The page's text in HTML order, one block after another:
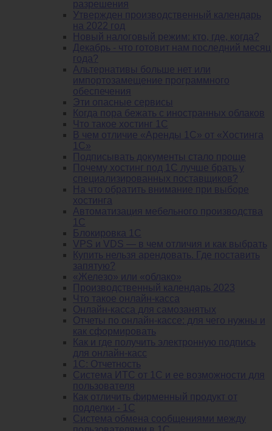
разрешения
Утвержден производственный календарь
на 2022 год
Новый налоговый режим: кто, где, когда?
Декабрь - что готовит нам последний месяц
года?
Альтернативы больше нет или
импортозамещение программного
обеспечения
Эти опасные сервисы
Когда пора бежать с иностранных облаков
Что такое хостинг 1С
В чем отличие «Аренды 1С» от «Хостинга
1С»
Подписывать документы стало проще
Почему хостинг под 1С лучше брать у
специализированных поставщиков?
На что обратить внимание при выборе
хостинга
Автоматизация мебельного производства
1С
Блокировка 1С
VPS и VDS — в чем отличия и как выбрать
Купить нельзя арендовать. Где поставить
запятую?
«Железо» или «облако»
Производственный календарь 2023
Что такое онлайн-касса
Онлайн-касса для самозанятых
Отчеты по онлайн-кассе: для чего нужны и
как сформировать
Как и где получить электронную подпись
для онлайн-касс
1С: Отчетность
Система ИТС от 1С и ее возможности для
пользователя
Как отличить фирменный продукт от
подделки - 1С
Система обмена сообщениями между